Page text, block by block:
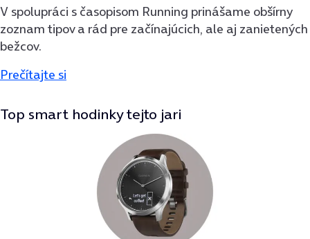
V spolupráci s časopisom Running prinášame obšírny
zoznam tipov a rád pre začínajúcich, ale aj zanietených
bežcov.
Prečítajte si
Top smart hodinky tejto jari